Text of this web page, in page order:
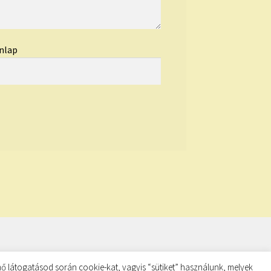
látogatásod során cookie-kat, vagyis “sütiket” használunk, melyek